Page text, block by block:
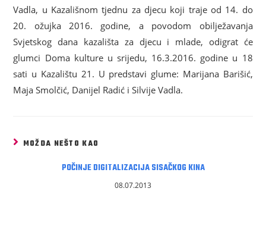
Vadla, u Kazališnom tjednu za djecu koji traje od 14. do
20. ožujka 2016. godine, a povodom obilježavanja
Svjetskog dana kazališta za djecu i mlade, odigrat će
glumci Doma kulture u srijedu, 16.3.2016. godine u 18
sati u Kazalištu 21. U predstavi glume: Marijana Barišić,
Maja Smolčić, Danijel Radić i Silvije Vadla.
MOŽDA NEŠTO KAO
POČINJE DIGITALIZACIJA SISAČKOG KINA
08.07.2013